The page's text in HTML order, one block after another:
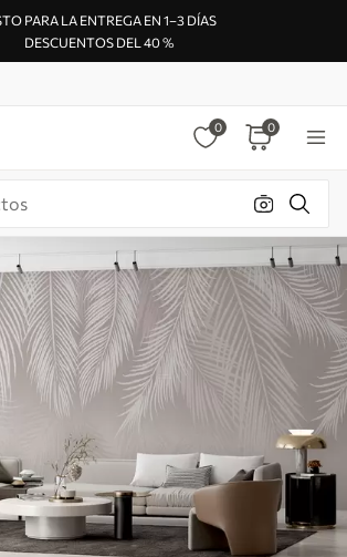
PARA LA ENTREGA EN 1–3 DÍAS
DESCUENTOS DEL 40 %
0 0